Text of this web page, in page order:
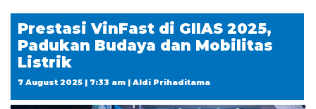
Prestasi VinFast di GIIAS 2025,
Padukan Budaya dan Mobilitas
Listrik
7 August 2025 | 7:33 am | Aldi Prihaditama